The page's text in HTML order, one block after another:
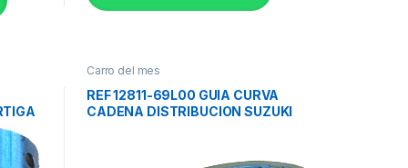
Carro del mes
REF 12811-69L00 GUIA CURVA
CADENA DISTRIBUCION SUZUKI